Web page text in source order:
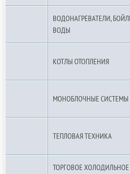
ВОДОНАГРЕВАТЕЛИ,
ВОДЫ
КОТЛЫ ОТОПЛЕНИЯ
МОНОБЛОЧНЫЕ СИСТЕМЫ
ТЕПЛОВАЯ ТЕХНИКА
ТОРГОВОЕ